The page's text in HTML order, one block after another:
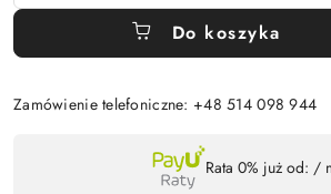
Do koszyka
Zamówienie telefoniczne: +48 514 098 944
Rata 0% już od: /